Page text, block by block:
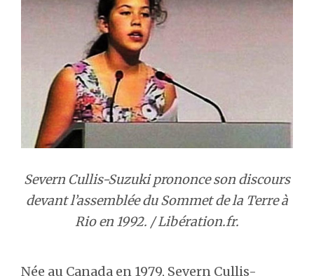
Severn Cullis-Suzuki prononce son discours
devant l’assemblée du Sommet de la Terre à
Rio en 1992. / Libération.fr.
Née au Canada en 1979, Severn Cullis-